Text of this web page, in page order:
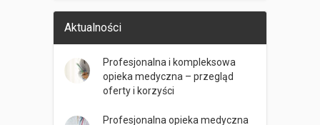
Aktualności
Profesjonalna i kompleksowa
opieka medyczna – przegląd
oferty i korzyści
Profesjonalna opieka medyczna